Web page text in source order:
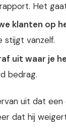
Het
klanten op
stijgt vanzelf.
uit waar je
bedrag.
uit dat
dat hij